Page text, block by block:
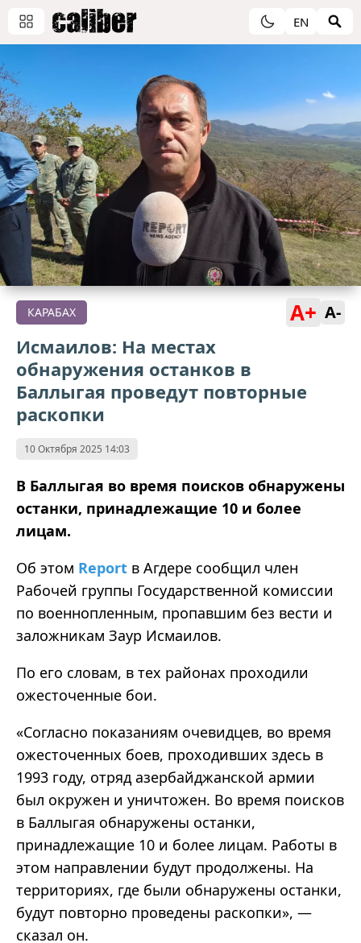
EN
КАРАБАХ A+ A-
Исмаилов: На местах
обнаружения останков в
Баллыгая проведут повторные
раскопки
10 Октября 2025 14:03
В Баллыгая во время поисков обнаружены
останки, принадлежащие 10 и более
лицам.
Об этом Report в Агдере сообщил член
Рабочей группы Государственной комиссии
по военнопленным, пропавшим без вести и
заложникам Заур Исмаилов.
По его словам, в тех районах проходили
ожесточенные бои.
«Согласно показаниям очевидцев, во время
ожесточенных боев, проходивших здесь в
1993 году, отряд азербайджанской армии
был окружен и уничтожен. Во время поисков
в Баллыгая обнаружены останки,
принадлежащие 10 и более лицам. Работы в
этом направлении будут продолжены. На
территориях, где были обнаружены останки,
будут повторно проведены раскопки», —
сказал он.